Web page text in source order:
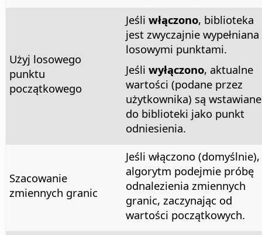
Użyj losowego
punktu
początkowego
Jeśli włączono, biblioteka
jest zwyczajnie wypełniana
losowymi punktami.
Jeśli wyłączono, aktualne
wartości (podane przez
użytkownika) są wstawiane
do biblioteki jako punkt
odniesienia.
Szacowanie
zmiennych granic
Jeśli włączono (domyślnie),
algorytm podejmie próbę
odnalezienia zmiennych
granic, zaczynając od
wartości początkowych.